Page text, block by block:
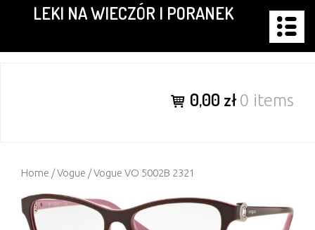
content
LEKI NA WIECZÓR I PORANEK
0,00 zł0 items
Home /Vogue / Vogue VO 5002B 2321